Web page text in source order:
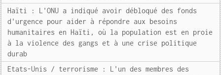
Haïti : L'ONU a indiqué avoir débloqué des fonds
d'urgence pour aider à répondre aux besoins
humanitaires en Haïti, où la population est en proie
à la violence des gangs et à une crise politique
durab
Etats-Unis / terrorisme : L'un des membres des